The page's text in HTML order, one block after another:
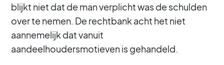
blijkt niet dat de man verplicht was de schulden
over te nemen. De rechtbank acht het niet
aannemelijk dat vanuit
aandeelhoudersmotieven is gehandeld.